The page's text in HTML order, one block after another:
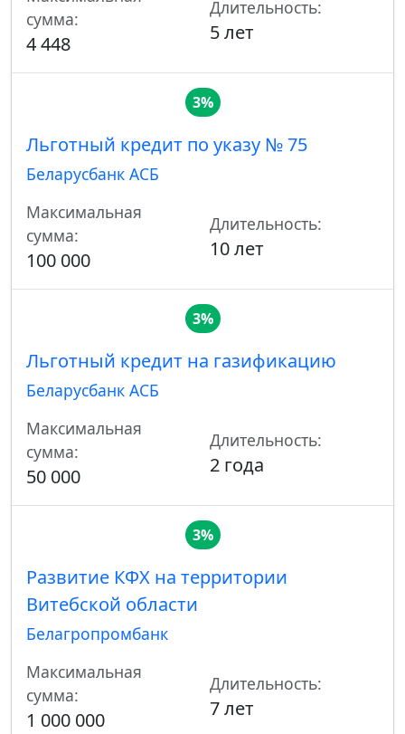
сумма:
4 448
Длительность:
5 лет
3%
Льготный кредит по указу № 75
Беларусбанк АСБ
Максимальная
сумма:
100 000
Длительность:
10 лет
3%
Льготный кредит на газификацию
Беларусбанк АСБ
Максимальная
сумма:
50 000
Длительность:
2 года
3%
Развитие КФХ на территории
Витебской области
Белагропромбанк
Максимальная
сумма:
1 000 000
Длительность:
7 лет